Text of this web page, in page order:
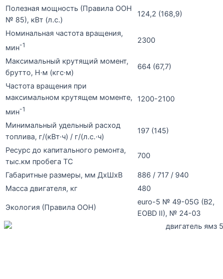
Полезная мощность (Правила ООН
№ 85), кВт (л.с.)
124,2 (168,9)
Номинальная частота вращения,
мин-1
2300
Максимальный крутящий момент,
брутто, Н·м (кгс·м)
664 (67,7)
Частота вращения при
максимальном крутящем моменте,
мин-1
1200-2100
Минимальный удельный расход
топлива, г/(кВт·ч) / г/(л.с.·ч)
197 (145)
Ресурс до капитального ремонта,
тыс.км пробега ТС
700
Габаритные размеры, мм ДхШхВ
886 / 717 / 940
Масса двигателя, кг
480
Экология (Правила ООН)
euro-5 № 49-05G (В2,
EOBD II), № 24-03